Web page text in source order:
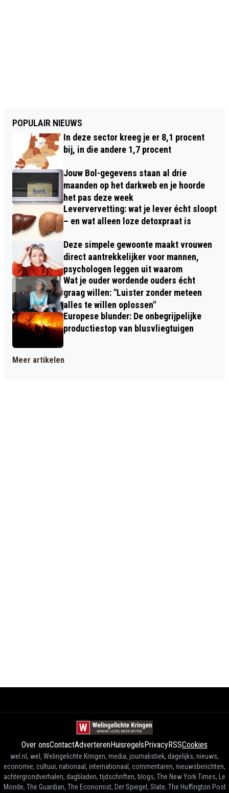
POPULAIR NIEUWS
In deze sector kreeg je er 8,1 procent
bij, in die andere 1,7 procent
Jouw Bol-gegevens staan al drie
maanden op het darkweb en je hoorde
het pas deze week
Leververvetting: wat je lever écht sloopt
– en wat alleen loze detoxpraat is
Deze simpele gewoonte maakt vrouwen
direct aantrekkelijker voor mannen,
psychologen leggen uit waarom
Wat je ouder wordende ouders écht
graag willen: "Luister zonder meteen
alles te willen oplossen"
Europese blunder: De onbegrijpelijke
productiestop van blusvliegtuigen
Meer artikelen
Over onsContactAdverterenHuisregelsPrivacyRSSCookies
wel.nl, wel, Welingelichte Kringen, media, journalistiek, dagelijks, nieuws,
economie, cultuur, nationaal, internationaal, commentaren, nieuwsberichten,
achtergrondverhalen, dagbladen, tijdschriften, blogs, The New York Times, Le
Monde, The Guardian, The Economist, Der Spiegel, Slate, The Huffington Post